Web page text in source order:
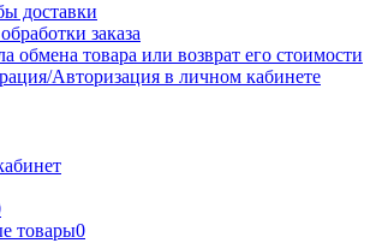
доставки
заказа
обмена товара или возврат его стоимости
Авторизация в личном кабинете
товары0